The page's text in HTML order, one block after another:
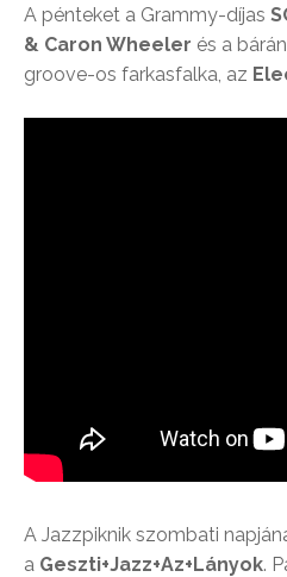
A pénteket a Grammy-díjas
& Caron Wheeler és a
groove-os farkasfalka, az
A Jazzpiknik szombati
a Geszti+Jazz+Az+Lányok.